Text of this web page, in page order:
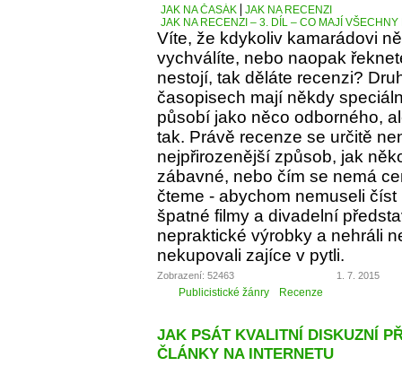
JAK NA ČASÁK
JAK NA RECENZI
JAK NA RECENZI – 3. DÍL – CO MAJÍ
Víte, že kdykoliv kamarádovi
vychválíte, nebo naopak
nestojí, tak děláte recenzi?
časopisech mají někdy
působí jako něco odborného,
tak. Právě recenze se určitě
nejpřirozenější způsob, jak
zábavné, nebo čím se nemá
čteme - abychom nemuseli
špatné filmy a divadelní
nepraktické výrobky a nehráli
nekupovali zajíce v pytli.
Zobrazení: 52463 1. 7. 2015
Publicistické žánry Recenze
JAK PSÁT KVALITNÍ DISKUZNÍ
ČLÁNKY NA INTERNETU